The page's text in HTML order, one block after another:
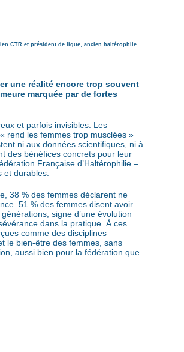
CTR et président de ligue, ancien haltérophile
une réalité encore trop souvent
marquée par de fortes
et parfois invisibles. Les
rend les femmes trop musclées »
ni aux données scientifiques, ni à
des bénéfices concrets pour leur
Française d’Haltérophilie –
et durables.
38 % des femmes déclarent ne
51 % des femmes disent avoir
signe d’une évolution
dans la pratique. À ces
comme des disciplines
le bien-être des femmes, sans
aussi bien pour la fédération que